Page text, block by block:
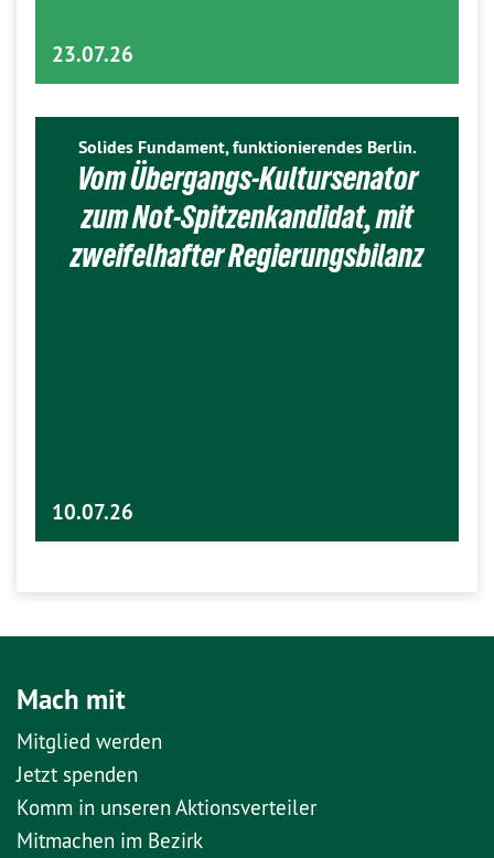
23.07.26
Solides Fundament, funktionierendes Berlin.
Vom Übergangs-Kultursenator
zum Not-Spitzenkandidat, mit
zweifelhafter Regierungsbilanz
10.07.26
Mach mit
Mitglied werden
Jetzt spenden
Komm in unseren Aktionsverteiler
Mitmachen im Bezirk